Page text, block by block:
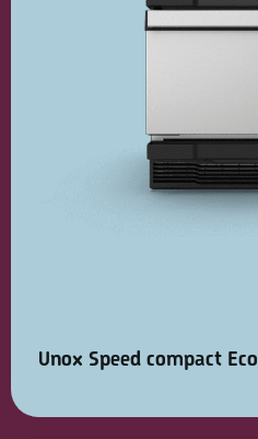
Unox Speed compact Eco